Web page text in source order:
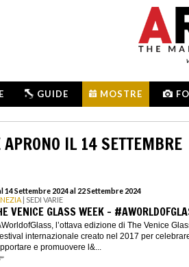
GUIDE MOSTRE
APRONO IL 14 SETTEMBRE
14 Settembre 2024 al 22 Settembre 2024
| SEDI VARIE
VENICE GLASS WEEK -
l’ottava edizione di The Venice
internazionale creato nel 2017 per
e promuovere l&...